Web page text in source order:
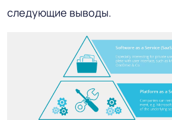
следующие выводы.